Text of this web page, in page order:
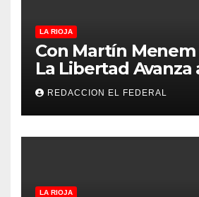
LA RIOJA
Con Martín
La Libertad Avanza
despliegue en La
desembarcó en
REDACCION EL FEDERAL
LA RIOJA